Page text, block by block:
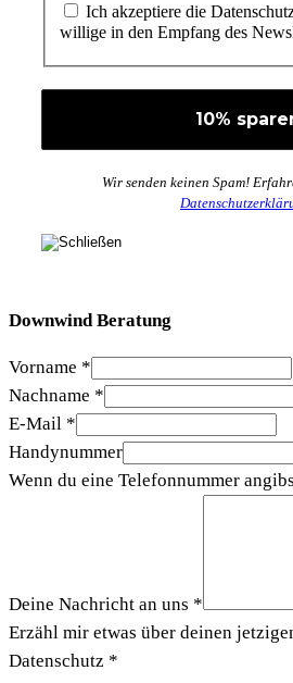
Ich akzeptiere die
willige in den Empfang des
Wir senden keinen Spam!
Downwind Beratung
Vorname *
Nachname *
E-Mail *
Handynummer
Wenn du eine Telefonnummer
Deine Nachricht an uns *
Erzähl mir etwas über deinen
Datenschutz *